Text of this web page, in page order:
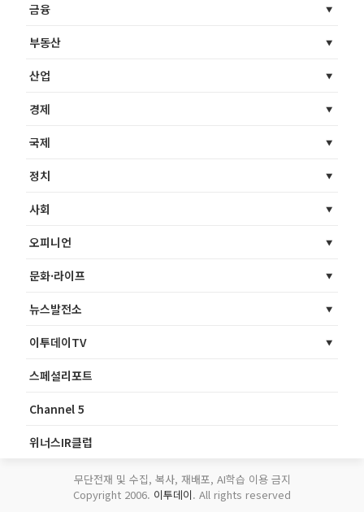
금융
부동산
산업
경제
국제
정치
사회
오피니언
문화·라이프
뉴스발전소
이투데이TV
스페셜리포트
Channel 5
위너스IR클럽
무단전재 및 수집, 복사, 재배포, AI학습 이용 금지
Copyright 2006. 이투데이. All rights reserved